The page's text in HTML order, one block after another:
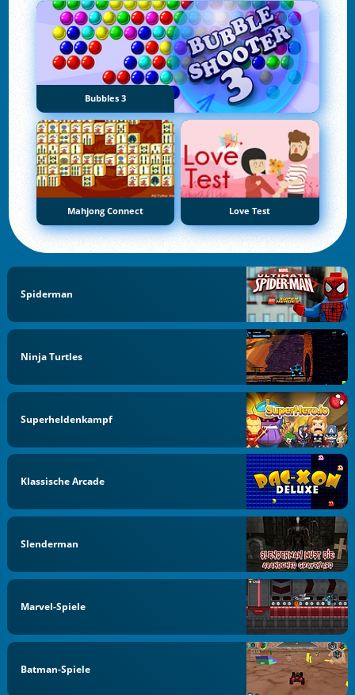
Bubbles 3
Mahjong Connect Love Test
Spiderman
Ninja Turtles
Superheldenkampf
Klassische Arcade
Slenderman
Marvel-Spiele
Batman-Spiele